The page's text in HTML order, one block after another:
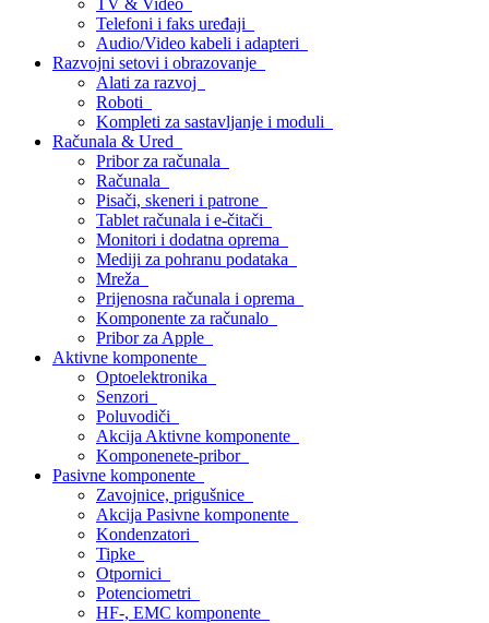
TV & Video
Telefoni i faks uređaji
Audio/Video kabeli i adapteri
Razvojni setovi i obrazovanje
Alati za razvoj
Roboti
Kompleti za sastavljanje i moduli
Računala & Ured
Pribor za računala
Računala
Pisači, skeneri i patrone
Tablet računala i e-čitači
Monitori i dodatna oprema
Mediji za pohranu podataka
Mreža
Prijenosna računala i oprema
Komponente za računalo
Pribor za Apple
Aktivne komponente
Optoelektronika
Senzori
Poluvodiči
Akcija Aktivne komponente
Komponenete-pribor
Pasivne komponente
Zavojnice, prigušnice
Akcija Pasivne komponente
Kondenzatori
Tipke
Otpornici
Potenciometri
HF-, EMC komponente